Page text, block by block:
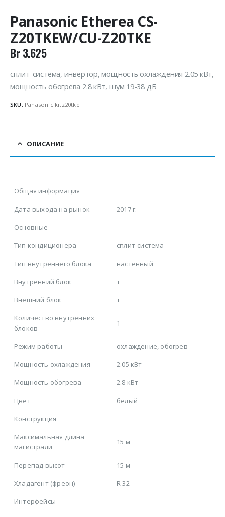
Panasonic Etherea CS-
Z20TKEW/CU-Z20TKE
Br3.625
сплит-система, инвертор, мощность охлаждения 2.05 кВт,
мощность обогрева 2.8 кВт, шум 19-38 дБ
SKU: Panasonic kitz20tke
ОПИСАНИЕ
Общая информация
Дата выхода на рынок
2017 г.
Основные
Тип кондиционера
сплит-система
Тип внутреннего блока
настенный
Внутренний блок
+
Внешний блок
+
Количество внутренних
блоков
1
Режим работы
охлаждение, обогрев
Мощность охлаждения
2.05 кВт
Мощность обогрева
2.8 кВт
Цвет
белый
Конструкция
Максимальная длина
магистрали
15 м
Перепад высот
15 м
Хладагент (фреон)
R 32
Интерфейсы